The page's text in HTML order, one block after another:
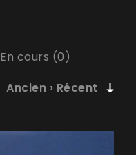
En cours (0)